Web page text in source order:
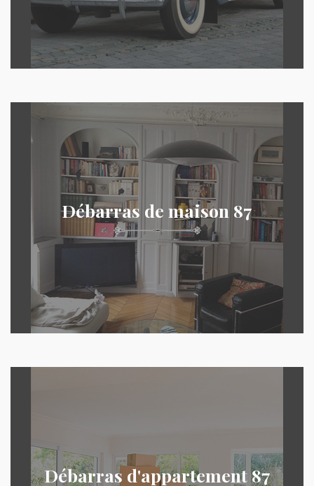
Débarras de maison 87
Débarras d'appartement 87